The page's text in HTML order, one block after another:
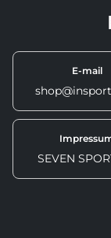
E-mail
SEVEN